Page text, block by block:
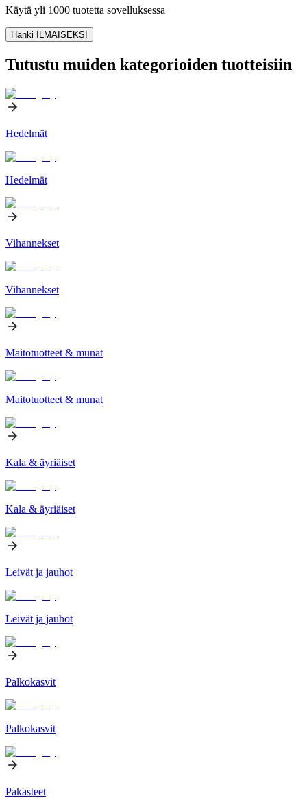
Käytä yli 1000 tuotetta sovelluksessa
Hanki ILMAISEKSI
Tutustu muiden kategorioiden tuotteisiin
Hedelmät
Hedelmät
Vihannekset
Vihannekset
Maitotuotteet & munat
Maitotuotteet & munat
Kala & äyriäiset
Kala & äyriäiset
Leivät ja jauhot
Leivät ja jauhot
Palkokasvit
Palkokasvit
Pakasteet